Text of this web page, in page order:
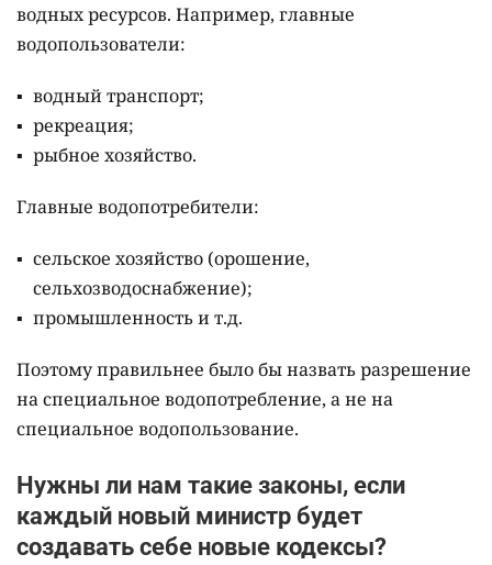
водных ресурсов. Например, главные
водопользователи:
водный транспорт;
рекреация;
рыбное хозяйство.
Главные водопотребители:
сельское хозяйство (орошение,
сельхозводоснабжение);
промышленность и т.д.
Поэтому правильнее было бы назвать разрешение
на специальное водопотребление, а не на
специальное водопользование.
Нужны ли нам такие законы, если
каждый новый министр будет
создавать себе новые кодексы?